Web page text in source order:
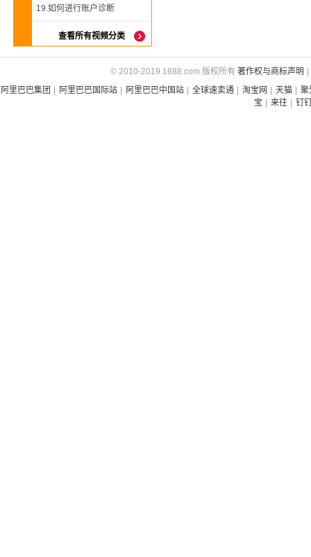
19.如何进行账户诊断
查看所有视频分类
© 2010-2019 1688.com 版权所有 著作权与商标声明
阿里巴巴集团
阿里巴巴国际站 阿里巴巴中国站 全球速卖通 淘宝网 天猫
聚
宝
来往 钉